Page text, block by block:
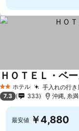
2 ホテルのランク
ホテル 手入れの行
ＨＯＴＥＬ・ベ
7.3 333 沖縄, 糸
最安値 ￥4,880